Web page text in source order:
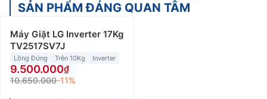
SẢN PHẨM ĐÁNG QUAN TÂM
Máy Giặt LG Inverter 17Kg
TV2517SV7J
Lồng Đứng Trên 10Kg Inverter
9.500.000
10.650.000-11%